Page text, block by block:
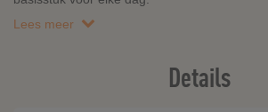
Lees meer
Details